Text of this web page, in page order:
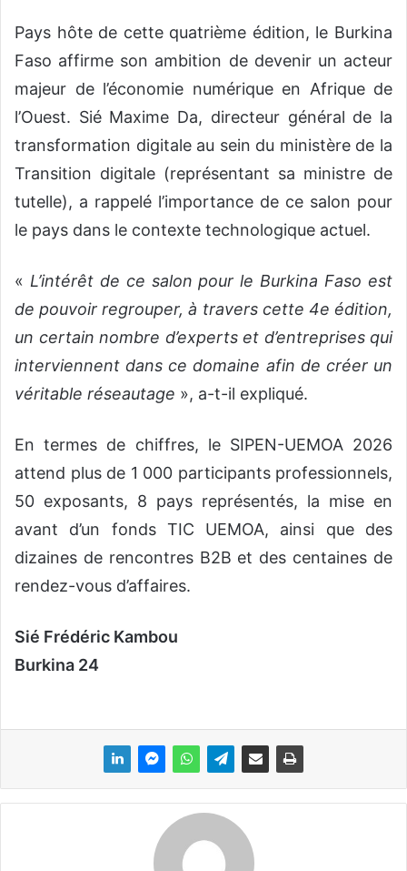
Pays hôte de cette quatrième édition, le Burkina
Faso affirme son ambition de devenir un acteur
majeur de l’économie numérique en Afrique de
l’Ouest. Sié Maxime Da, directeur général de la
transformation digitale au sein du ministère de la
Transition digitale (représentant sa ministre de
tutelle), a rappelé l’importance de ce salon pour
le pays dans le contexte technologique actuel.
« L’intérêt de ce salon pour le Burkina Faso est
de pouvoir regrouper, à travers cette 4e édition,
un certain nombre d’experts et d’entreprises qui
interviennent dans ce domaine afin de créer un
véritable réseautage », a-t-il expliqué.
En termes de chiffres, le SIPEN-UEMOA 2026
attend plus de 1 000 participants professionnels,
50 exposants, 8 pays représentés, la mise en
avant d’un fonds TIC UEMOA, ainsi que des
dizaines de rencontres B2B et des centaines de
rendez-vous d’affaires.
Sié Frédéric Kambou
Burkina 24